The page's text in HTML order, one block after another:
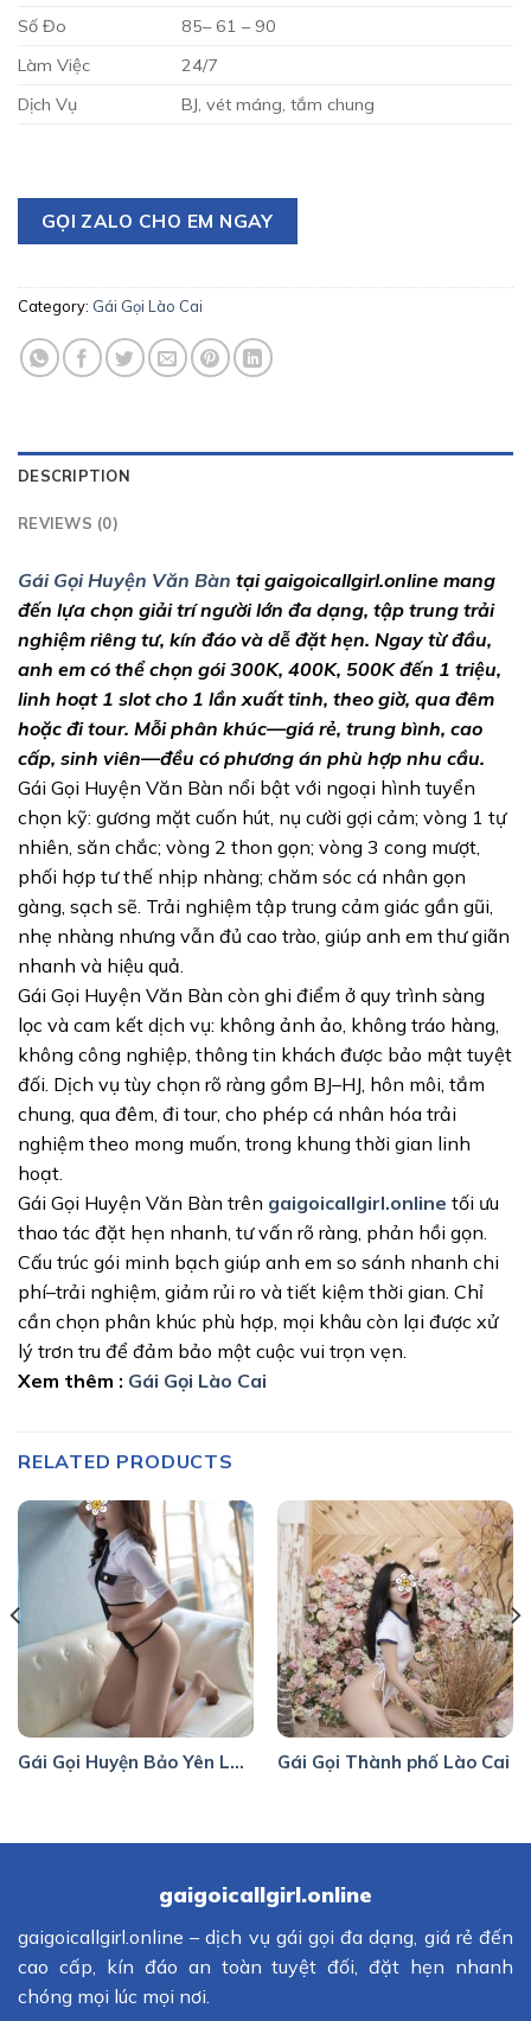
Số Đo
85– 61 – 90
Làm Việc
24/7
Dịch Vụ
BJ, vét máng, tắm chung
GỌI ZALO CHO EM NGAY
Category: Gái Gọi Lào Cai
DESCRIPTION
REVIEWS (0)
Gái Gọi Huyện Văn Bàn tại gaigoicallgirl.online mang
đến lựa chọn giải trí người lớn đa dạng, tập trung trải
nghiệm riêng tư, kín đáo và dễ đặt hẹn. Ngay từ đầu,
anh em có thể chọn gói 300K, 400K, 500K đến 1 triệu,
linh hoạt 1 slot cho 1 lần xuất tinh, theo giờ, qua đêm
hoặc đi tour. Mỗi phân khúc—giá rẻ, trung bình, cao
cấp, sinh viên—đều có phương án phù hợp nhu cầu.
Gái Gọi Huyện Văn Bàn nổi bật với ngoại hình tuyển
chọn kỹ: gương mặt cuốn hút, nụ cười gợi cảm; vòng 1 tự
nhiên, săn chắc; vòng 2 thon gọn; vòng 3 cong mượt,
phối hợp tư thế nhịp nhàng; chăm sóc cá nhân gọn
gàng, sạch sẽ. Trải nghiệm tập trung cảm giác gần gũi,
nhẹ nhàng nhưng vẫn đủ cao trào, giúp anh em thư giãn
nhanh và hiệu quả.
Gái Gọi Huyện Văn Bàn còn ghi điểm ở quy trình sàng
lọc và cam kết dịch vụ: không ảnh ảo, không tráo hàng,
không công nghiệp, thông tin khách được bảo mật tuyệt
đối. Dịch vụ tùy chọn rõ ràng gồm BJ–HJ, hôn môi, tắm
chung, qua đêm, đi tour, cho phép cá nhân hóa trải
nghiệm theo mong muốn, trong khung thời gian linh
hoạt.
Gái Gọi Huyện Văn Bàn trên gaigoicallgirl.online tối ưu
thao tác đặt hẹn nhanh, tư vấn rõ ràng, phản hồi gọn.
Cấu trúc gói minh bạch giúp anh em so sánh nhanh chi
phí–trải nghiệm, giảm rủi ro và tiết kiệm thời gian. Chỉ
cần chọn phân khúc phù hợp, mọi khâu còn lại được xử
lý trơn tru để đảm bảo một cuộc vui trọn vẹn.
Xem thêm : Gái Gọi Lào Cai
RELATED PRODUCTS
Gái Gọi Huyện Bảo Yên Lào Cai Gái Gọi Thành phố Lào Cai
gaigoicallgirl.online
gaigoicallgirl.online – dịch vụ gái gọi đa dạng, giá rẻ đến
cao cấp, kín đáo an toàn tuyệt đối, đặt hẹn nhanh
chóng mọi lúc mọi nơi.